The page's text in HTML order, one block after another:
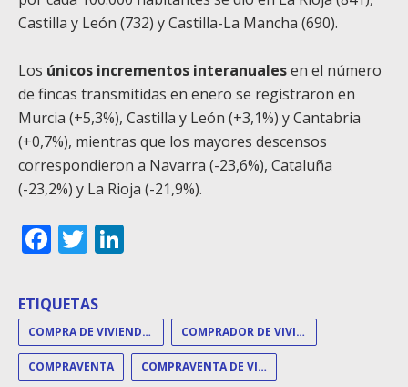
Castilla y León (732) y Castilla-La Mancha (690).
Los únicos incrementos interanualesen el número
de fincas transmitidas en enero se registraron en
Murcia (+5,3%), Castilla y León (+3,1%) y Cantabria
(+0,7%), mientras que los mayores descensos
correspondieron a Navarra (-23,6%), Cataluña
(-23,2%) y La Rioja (-21,9%).
Facebook
Twitter
ETIQUETAS
COMPRA DE VIVIENDAS COMPRADOR DE VIVIENDA
COMPRAVENTA COMPRAVENTA DE VIVIENDAS